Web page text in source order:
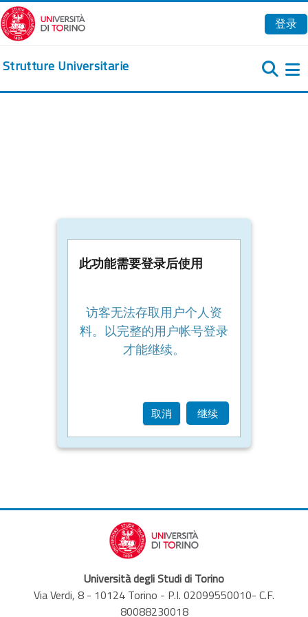
跳到主要内容
登录
Strutture Universitarie
此功能需要登录后使用
访客无法存取用户个人资
料。以完整的用户帐号登录
才能继续。
取消 继续
Università degli Studi di Torino
Via Verdi, 8 - 10124 Torino - P.I. 02099550010- C.F.
80088230018